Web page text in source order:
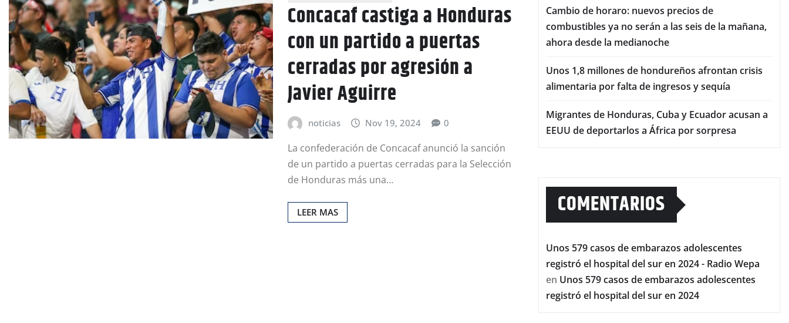
Concacaf castiga a Honduras
con un partido a puertas
cerradas por agresión a
Javier Aguirre
noticias Nov 19, 2024 0
La confederación de Concacaf anunció la sanción
de un partido a puertas cerradas para la Selección
de Honduras más una…
LEER MAS
Cambio de horaro: nuevos precios de
combustibles ya no serán a las seis de la mañana,
ahora desde la medianoche
Unos 1,8 millones de hondureños afrontan crisis
alimentaria por falta de ingresos y sequía
Migrantes de Honduras, Cuba y Ecuador acusan a
EEUU de deportarlos a África por sorpresa
COMENTARIOS
Unos 579 casos de embarazos adolescentes
registró el hospital del sur en 2024 - Radio Wepa
en Unos 579 casos de embarazos adolescentes
registró el hospital del sur en 2024